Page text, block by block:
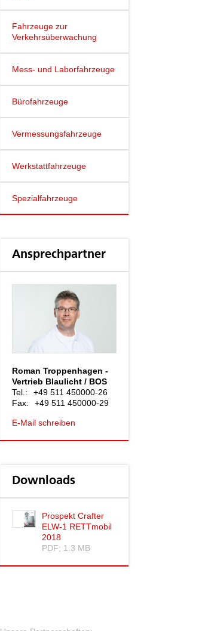
Fahrzeuge zur
Verkehrsüberwachung
Mess- und Laborfahrzeuge
Bürofahrzeuge
Vermessungsfahrzeuge
Werkstattfahrzeuge
Spezialfahrzeuge
Ansprechpartner
Roman Troppenhagen -
Vertrieb Blaulicht / BOS
Tel.:
+49 511 450000-26
Fax:
+49 511 450000-29
E-Mail schreiben
Downloads
Prospekt Crafter
ELW-1 RETTmobil
2018
PDF; 1.3 MB